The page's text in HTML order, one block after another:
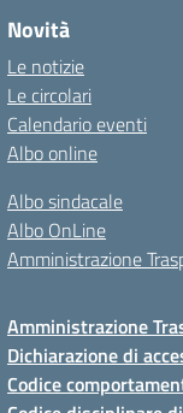
Novità
Le notizie
Le circolari
Calendario eventi
Albo online
Albo sindacale
Albo OnLine
Amministrazione
Amministrazione
Dichiarazione di
Codice